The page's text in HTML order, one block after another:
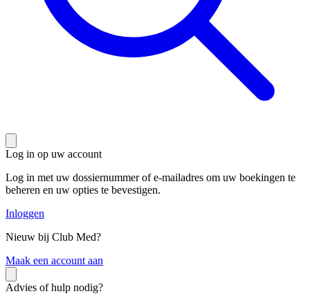
Log in op uw account
Log in met uw dossiernummer of e-mailadres om uw boekingen te
beheren en uw opties te bevestigen.
Inloggen
Nieuw bij Club Med?
Maak een account aan
Advies of hulp nodig?